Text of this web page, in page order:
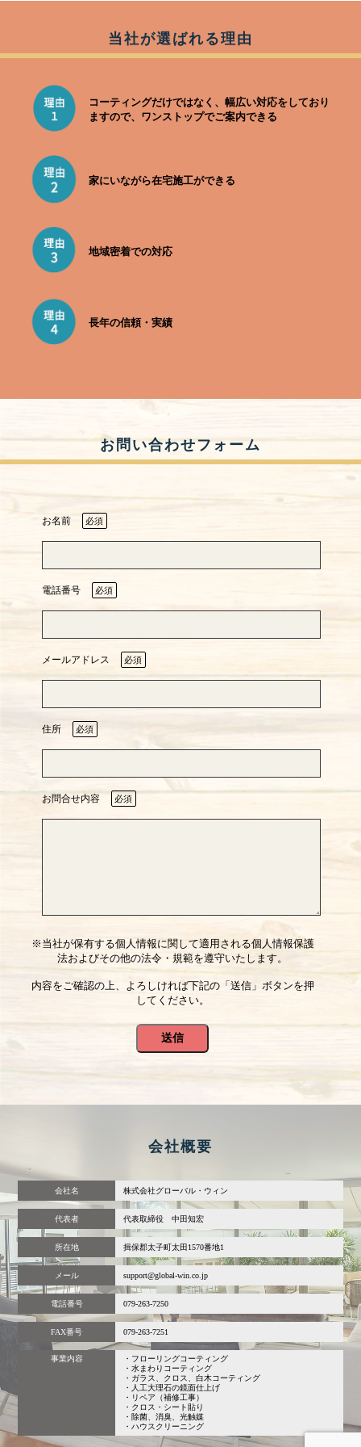
当社が選ばれる理由
コーティングだけではなく、幅広い対応をしており
ますので、ワンストップでご案内できる
家にいながら在宅施工ができる
地域密着での対応
長年の信頼・実績
お問い合わせフォーム
お名前 必須
電話番号 必須
メールアドレス 必須
住所 必須
お問合せ内容 必須
※当社が保有する個人情報に関して適用される個人情報保護
法およびその他の法令・規範を遵守いたします。
内容をご確認の上、よろしければ下記の「送信」ボタンを押
してください。
会社概要
会社名 株式会社グローバル・ウィン
代表者 代表取締役 中田知宏
所在地 揖保郡太子町太田1570番地1
メール support@global-win.co.jp
電話番号 079-263-7250
FAX番号 079-263-7251
事業内容
・フローリングコーティング
・水まわりコーティング
・ガラス、クロス、白木コーティング
・人工大理石の鏡面仕上げ
・リペア（補修工事）
・クロス・シート貼り
・除菌、消臭、光触媒
・ハウスクリーニング